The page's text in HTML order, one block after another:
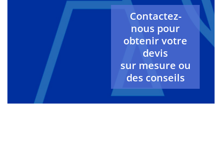
Contactez-
nous pour
obtenir votre
devis
sur mesure ou
des conseils